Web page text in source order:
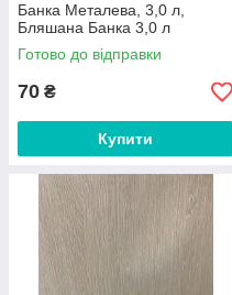
Банка Металева, 3,0 л,
Бляшана Банка 3,0 л
Готово до відправки
70 ₴
Купити